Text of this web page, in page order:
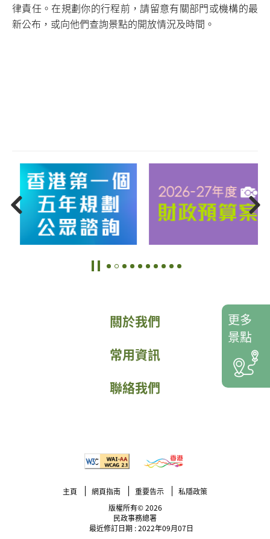
律責任。在規劃你的行程前，請留意有關部門或機構的最
新公布，或向他們查詢景點的開放情況及時間。
關於我們
常用資訊
聯絡我們
更多
景點
主頁 網頁指南 重要告示
私隱政策
版權所有© 2026
民政事務總署
最近修訂日期 : 2022年09月07日